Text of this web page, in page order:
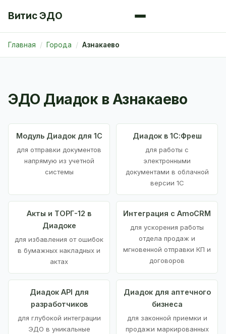
Витис ЭДО
Главная Города Азнакаево
ЭДО Диадок в Азнакаево
Модуль Диадок для 1С
для отправки документов
напрямую из учетной
системы
Диадок в 1С:Фреш
для работы с
электронными
документами в облачной
версии 1С
Акты и ТОРГ-12 в
Диадоке
для избавления от ошибок
в бумажных накладных и
актах
Интеграция с AmoCRM
для ускорения работы
отдела продаж и
мгновенной отправки КП и
договоров
Диадок API для
разработчиков
для глубокой интеграции
ЭДО в уникальные
Диадок для аптечного
бизнеса
для законной приемки и
продажи маркированных